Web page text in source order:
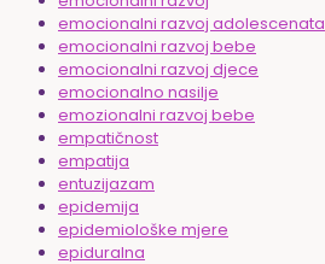
emocionalni razvoj adolescenata
emocionalni razvoj bebe
emocionalni razvoj djece
emocionalno nasilje
emozionalni razvoj bebe
empatičnost
empatija
entuzijazam
epidemija
epidemiološke mjere
epiduralna